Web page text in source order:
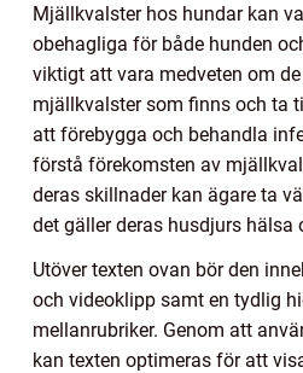
Mjällkvalster hos hundar kan
obehagliga för både hunden
viktigt att vara medveten om
mjällkvalster som finns och ta
att förebygga och behandla
förstå förekomsten av
deras skillnader kan ägare ta
det gäller deras husdjurs hälsa
Utöver texten ovan bör den
och videoklipp samt en tydlig
mellanrubriker. Genom att
kan texten optimeras för att